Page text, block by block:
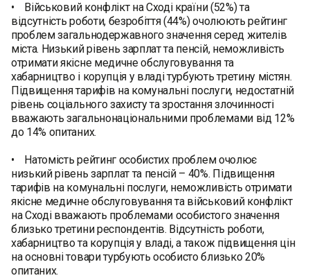
• Військовий конфлікт на Сході країни (52%) та
відсутність роботи, безробіття (44%) очолюють рейтинг
проблем загальнодержавного значення серед жителів
міста. Низький рівень зарплат та пенсій, неможливість
отримати якісне медичне обслуговування та
хабарництво і корупція у владі турбують третину містян.
Підвищення тарифів на комунальні послуги, недостатній
рівень соціального захисту та зростання злочинності
вважають загальнонаціональними проблемами від 12%
до 14% опитаних.
• Натомість рейтинг особистих проблем очолює
низький рівень зарплат та пенсій – 40%. Підвищення
тарифів на комунальні послуги, неможливість отримати
якісне медичне обслуговування та військовий конфлікт
на Сході вважають проблемами особистого значення
близько третини респондентів. Відсутність роботи,
хабарництво та корупція у владі, а також підвищення цін
на основні товари турбують особисто близько 20%
опитаних.